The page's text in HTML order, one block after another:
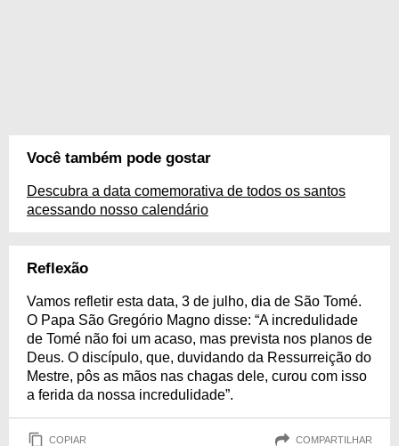
Você também pode gostar
Descubra a data comemorativa de todos os santos
acessando nosso calendário
Reflexão
Vamos refletir esta data, 3 de julho, dia de São Tomé.
O Papa São Gregório Magno disse: “A incredulidade
de Tomé não foi um acaso, mas prevista nos planos de
Deus. O discípulo, que, duvidando da Ressurreição do
Mestre, pôs as mãos nas chagas dele, curou com isso
a ferida da nossa incredulidade”.
COPIAR COMPARTILHAR